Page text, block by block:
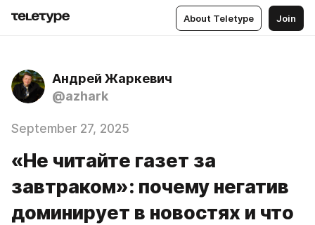
About Teletype Join
Андрей Жаркевич
@azhark
September 27, 2025
«Не читайте газет за
завтраком»: почему негатив
доминирует в новостях и что